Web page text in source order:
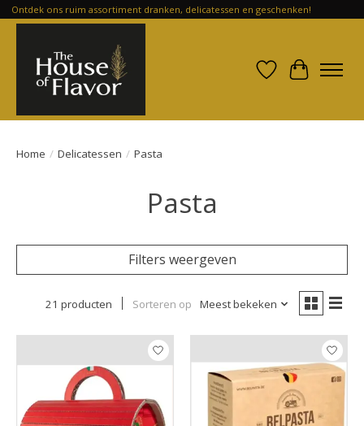
Ontdek ons ruim assortiment dranken, delicatessen en geschenken!
Verlanglijst
Home / Delicatessen / Pasta
Pasta
Filters weergeven
21 producten Sorteren op Meest bekeken